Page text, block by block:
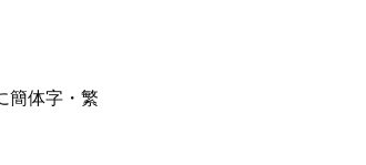
簡体字・繁